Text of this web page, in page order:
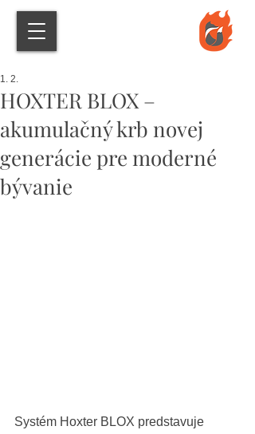
HOXTER BLOX –
akumulačný krb novej
generácie pre moderné
bývanie
1. 2.
Systém Hoxter BLOX predstavuje